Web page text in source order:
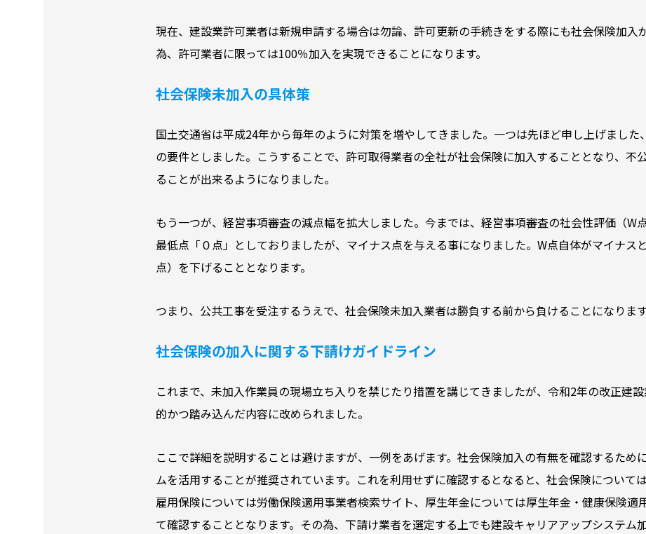
現在、建設業許可業者は新規申請する場合は勿論、許可更新の手続きをする際にも社会保険加入
為、許可業者に限っては100％加入を実現できることになります。
社会保険未加入の具体策
国土交通省は平成24年から毎年のように対策を増やしてきました。一つは先ほど申し上げました
の要件としました。こうすることで、許可取得業者の全社が社会保険に加入することとなり、不
ることが出来るようになりました。
もう一つが、経営事項審査の減点幅を拡大しました。今までは、経営事項審査の社会性評価（W
最低点「０点」としておりましたが、マイナス点を与える事になりました。W点自体がマイナス
点）を下げることとなります。
つまり、公共工事を受注するうえで、社会保険未加入業者は勝負する前から負けることになります
社会保険の加入に関する下請けガイドライン
これまで、未加入作業員の現場立ち入りを禁じたり措置を講じてきましたが、令和2年の改正建
的かつ踏み込んだ内容に改められました。
ここで詳細を説明することは避けますが、一例をあげます。社会保険加入の有無を確認するため
ムを活用することが推奨されています。これを利用せずに確認するとなると、社会保険について
雇用保険については労働保険適用事業者検索サイト、厚生年金については厚生年金・健康保険適
て確認することとなります。その為、下請け業者を選定する上でも建設キャリアアップシステム